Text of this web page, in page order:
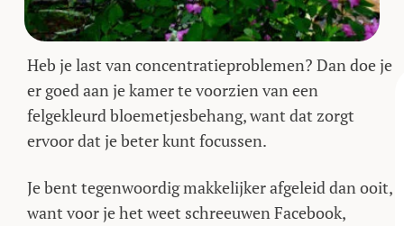
Heb je last van concentratieproblemen? Dan doe je
er goed aan je kamer te voorzien van een
felgekleurd bloemetjesbehang, want dat zorgt
ervoor dat je beter kunt focussen.
Je bent tegenwoordig makkelijker afgeleid dan ooit,
want voor je het weet schreeuwen Facebook,